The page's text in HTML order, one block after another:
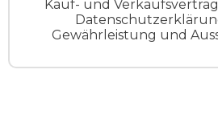
Kauf- und
Gewährleistung und